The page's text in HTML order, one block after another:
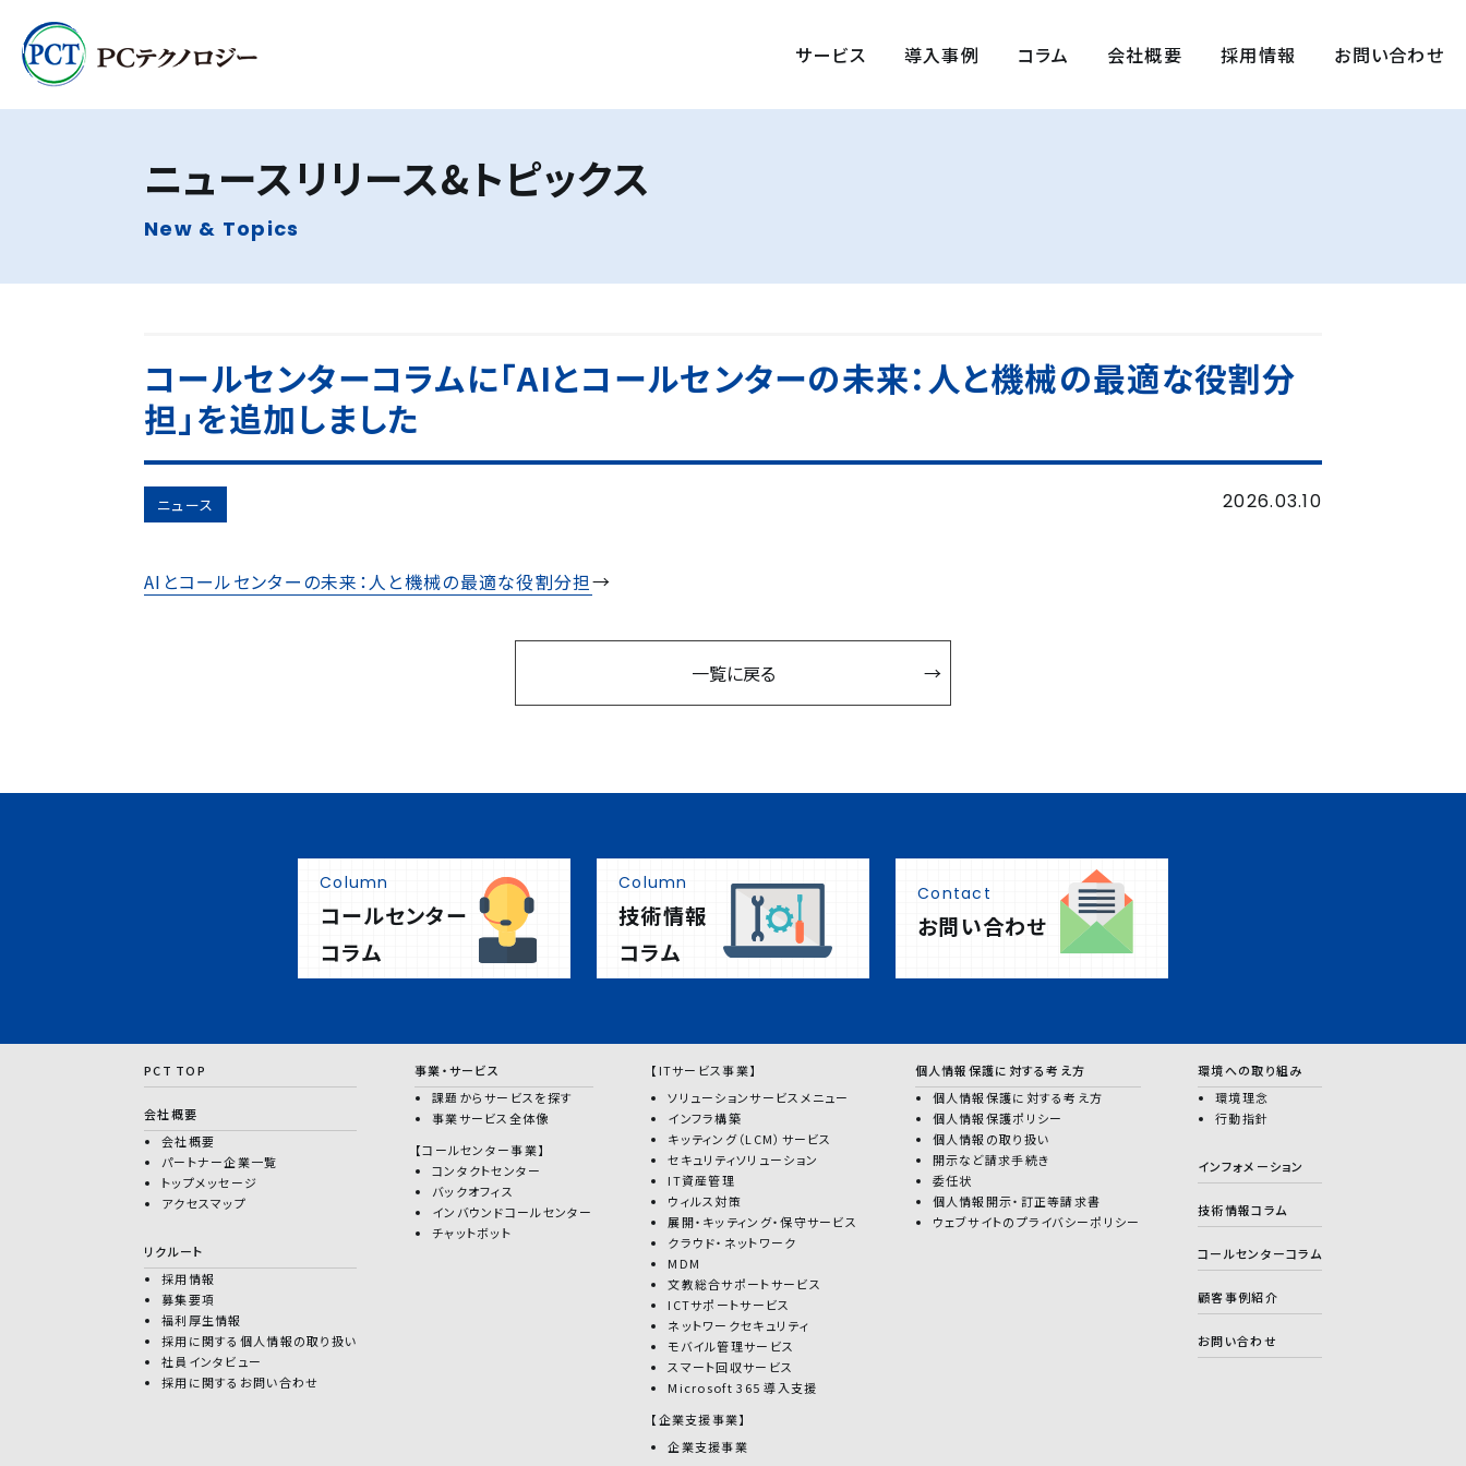
サービス 導入事例 コラム 会社概要 採用情報 お問い合わせ
ニュースリリース&トピックス
New & Topics
コールセンターコラムに「AIとコールセンターの未来：人と機械の最適な役割分
担」を追加しました
ニュース 2026.03.10
AIとコールセンターの未来：人と機械の最適な役割分担→
一覧に戻る
Column
コールセンター
コラム
Column
技術情報
コラム
Contact
お問い合わせ
PCT TOP
会社概要
会社概要
パートナー企業一覧
トップメッセージ
アクセスマップ
リクルート
採用情報
募集要項
福利厚生情報
採用に関する個人情報の取り扱い
社員インタビュー
採用に関するお問い合わせ
事業・サービス
課題からサービスを探す
事業サービス全体像
【コールセンター事業】
コンタクトセンター
バックオフィス
インバウンドコールセンター
チャットボット
【ITサービス事業】
ソリューションサービスメニュー
インフラ構築
キッティング（LCM）サービス
セキュリティソリューション
IT資産管理
ウィルス対策
展開・キッティング・保守サービス
クラウド・ネットワーク
MDM
文教総合サポートサービス
ICTサポートサービス
ネットワークセキュリティ
モバイル管理サービス
スマート回収サービス
Microsoft 365 導入支援
【企業支援事業】
企業支援事業
個人情報保護に対する考え方
個人情報保護に対する考え方
個人情報保護ポリシー
個人情報の取り扱い
開示など請求手続き
委任状
個人情報開示・訂正等請求書
ウェブサイトのプライバシーポリシー
環境への取り組み
環境理念
行動指針
インフォメーション
技術情報コラム
コールセンターコラム
顧客事例紹介
お問い合わせ